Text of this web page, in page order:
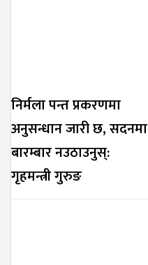
निर्मला पन्त प्रकरणमा
अनुसन्धान जारी छ, सदनमा
बारम्बार नउठाउनुस्:
गृहमन्त्री गुरुङ